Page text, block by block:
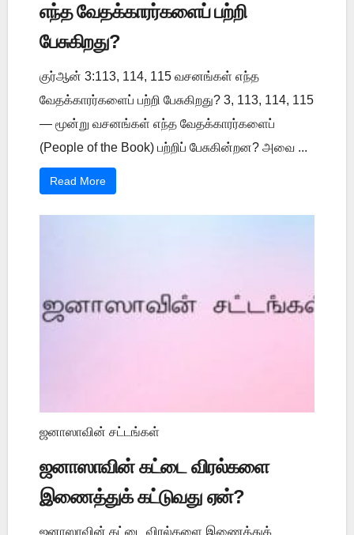
எந்த வேதக்காரர்களைப் பற்றி
பேசுகிறது?
குர்ஆன் 3:113, 114, 115 வசனங்கள் எந்த
வேதக்காரர்களைப் பற்றி பேசுகிறது? 3, 113, 114, 115
— மூன்று வசனங்கள் எந்த வேதக்காரர்களைப்
(People of the Book) பற்றிப் பேசுகின்றன? அவை ...
Read More
ஜனாஸாவின் சட்டங்கள்
ஜனாஸாவின் கட்டை விரல்களை
இணைத்துக் கட்டுவது ஏன்?
ஜனாஸாவின் கட்டை விரல்களை இணைத்துக்